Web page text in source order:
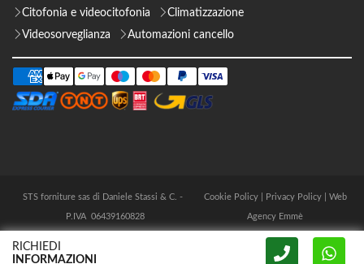
Citofonia e videocitofonia
Climatizzazione
Videosorveglianza
Automazioni cancello
STS forniture sas di Daniele Stassi & C. -
P.IVA 06439160828
Cookie Policy| Privacy Policy| Web
Agency Emmè
RICHIEDI
INFORMAZIONI